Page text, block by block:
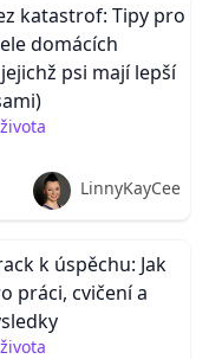
katastrof: Tipy pro
domácích
psi mají lepší
LinnyKayCee
k úspěchu: Jak
práci, cvičení a